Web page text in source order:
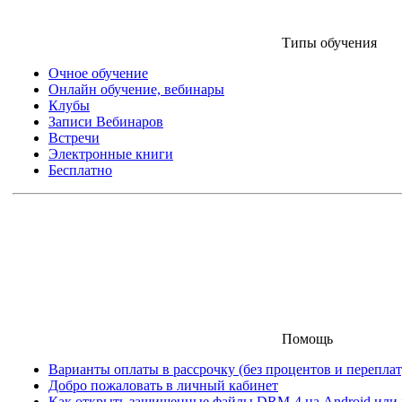
Типы обучения
Очное обучение
Онлайн обучение, вебинары
Клубы
Записи Вебинаров
Встречи
Электронные книги
Бесплатно
Помощь
Варианты оплаты в рассрочку (без процентов и
Добро пожаловать в личный кабинет